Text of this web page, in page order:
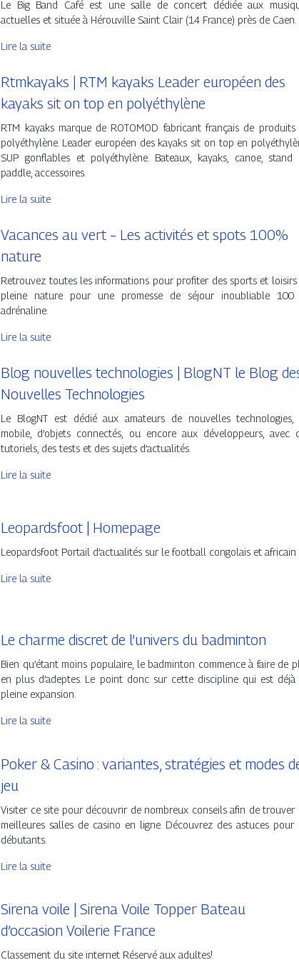
Le Big Band Café est une salle de concert dédiée aux
actuelles et située à Hérouville Saint Clair (14 France) près de Caen.
Lire la suite
Rtmkayaks | RTM kayaks Leader européen des
kayaks sit on top en polyéthylène
RTM kayaks marque de ROTOMOD fabricant français de produits
polyéthylène. Leader européen des kayaks sit on top en
SUP gonflables et polyéthylène. Bateaux, kayaks, canoe, stand
paddle, accessoires.
Lire la suite
Vacances au vert – Les activités et spots 100%
nature
Retrouvez toutes les informations pour profiter des sports et loisirs
pleine nature pour une promesse de séjour inoubliable 100
adrénaline.
Lire la suite
Blog nouvelles technolo­gies | BlogNT le Blog
Nouvelles Technolo­gies
Le BlogNT est dédié aux amateurs de nouvelles technologies,
mobile, d’objets connectés, ou encore aux développeurs, avec
tutoriels, des tests et des sujets d’actualités.
Lire la suite
Leo­pardsfoot | Homepage
Leopardsfoot Portail d’actualités sur le football congolais et africain
Lire la suite
Le charme discret de l’univers du badminton
Bien qu’étant moins populaire, le badminton commence à faire de
en plus d’adeptes. Le point donc sur cette discipline qui est déjà
pleine expansion.
Lire la suite
Poker & Casino : variantes, stratégies et modes
jeu
Visiter ce site pour découvrir de nombreux conseils afin de trouver
meilleures salles de casino en ligne. Découvrez des astuces pour
débutants.
Lire la suite
Sirena voile | Sirena Voile Topper Bateau
d’occasion Voilerie France
Classement du site internet Réservé aux adultes!